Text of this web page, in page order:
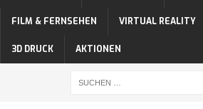
FILM & FERNSEHEN VIRTUAL REALITY
3D DRUCK AKTIONEN